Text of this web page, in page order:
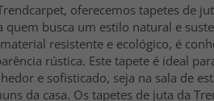
oferecemos tapetes de
quem busca um estilo natural e
resistente e ecológico, é
rústica. Este tapete é ideal
e sofisticado, seja na sala de
da casa. Os tapetes de juta da